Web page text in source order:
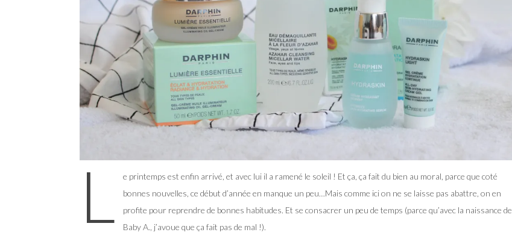
L
e printemps est enfin arrivé, et avec lui il a ramené le soleil ! Et ça, ça fait du bien au moral, parce que coté
bonnes nouvelles, ce début d’année en manque un peu…Mais comme ici on ne se laisse pas abattre, on en
profite pour reprendre de bonnes habitudes. Et se consacrer un peu de temps (parce qu’avec la naissance de
Baby A., j’avoue que ça fait pas de mal !).